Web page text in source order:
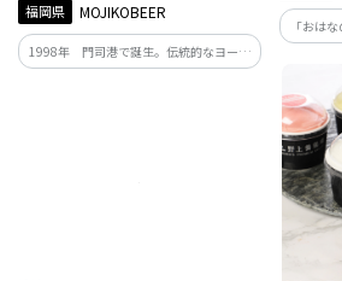
福岡県 MOJIKOBEER
1998年 門司港で誕生。伝統的なヨーロ
ピアンスタイルを基本とした飲みごたえ
「おは
のせい
した。
飯に食
わさっ